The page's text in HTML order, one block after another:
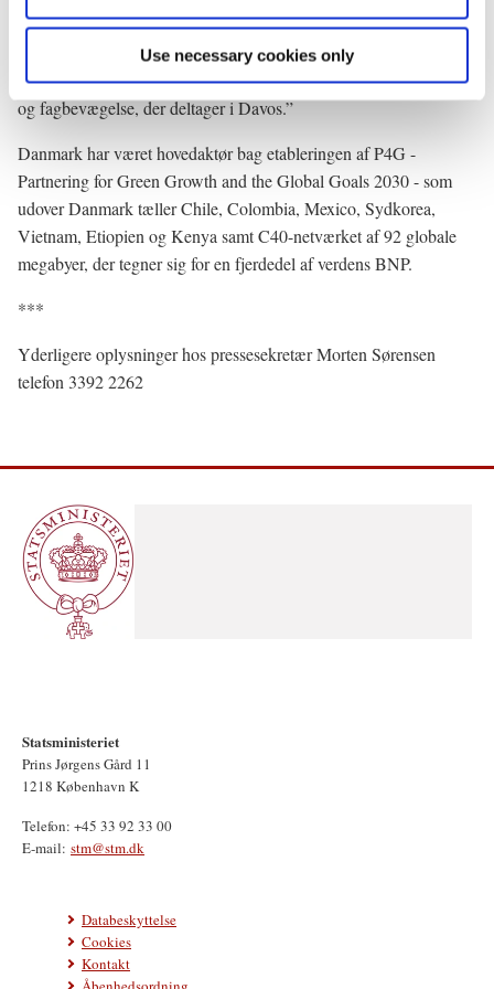
Use necessary cookies only
til P4G og hente inspiration til arbejdet i Disruptionrådet.
Jeg ser frem til drøftelser både med internationale
samarbejdspartnere og de danske repræsentanter fra virksomheder
og fagbevægelse, der deltager i Davos.”
Danmark har været hovedaktør bag etableringen af P4G -
Partnering for Green Growth and the Global Goals 2030 - som
udover Danmark tæller Chile, Colombia, Mexico, Sydkorea,
Vietnam, Etiopien og Kenya samt C40-netværket af 92 globale
megabyer, der tegner sig for en fjerdedel af verdens BNP.
***
Yderligere oplysninger hos pressesekretær Morten Sørensen
telefon 3392 2262
Statsministeriet
Prins Jørgens Gård 11
1218 København K
Telefon: +45 33 92 33 00
E-mail: stm@stm.dk
Databeskyttelse
Cookies
Kontakt